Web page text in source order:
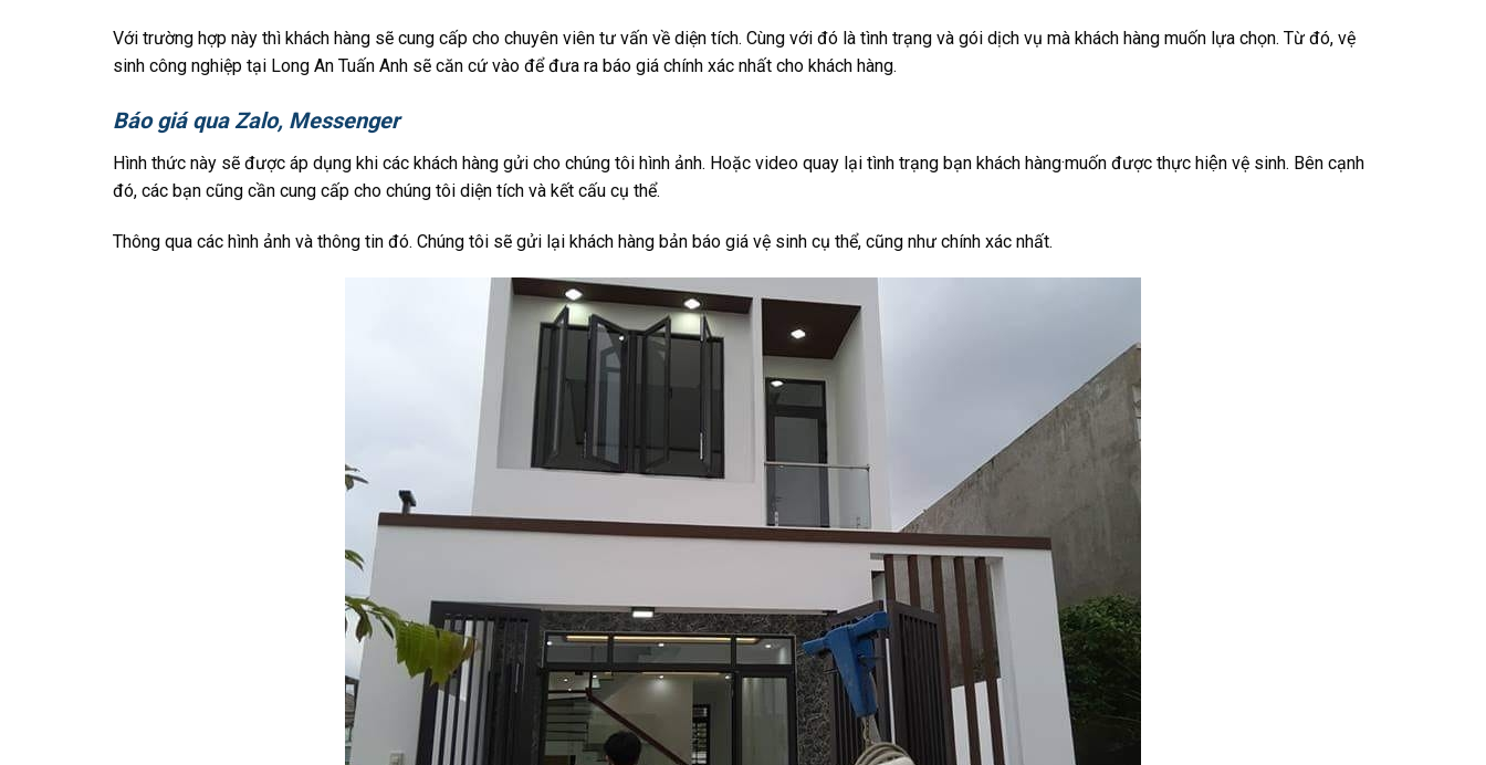
Với trường hợp này thì khách hàng sẽ cung cấp cho chuyên viên tư vấn về diện tích. Cùng với đó là tình trạng và gói dịch vụ mà khách hàng muốn lựa chọn. Từ đó, vệ
sinh công nghiệp tại Long An Tuấn Anh sẽ căn cứ vào để đưa ra báo giá chính xác nhất cho khách hàng.
Báo giá qua Zalo, Messenger
Hình thức này sẽ được áp dụng khi các khách hàng gửi cho chúng tôi hình ảnh. Hoặc video quay lại tình trạng bạn khách hàng·muốn được thực hiện vệ sinh. Bên cạnh
đó, các bạn cũng cần cung cấp cho chúng tôi diện tích và kết cấu cụ thể.
Thông qua các hình ảnh và thông tin đó. Chúng tôi sẽ gửi lại khách hàng bản báo giá vệ sinh cụ thể, cũng như chính xác nhất.